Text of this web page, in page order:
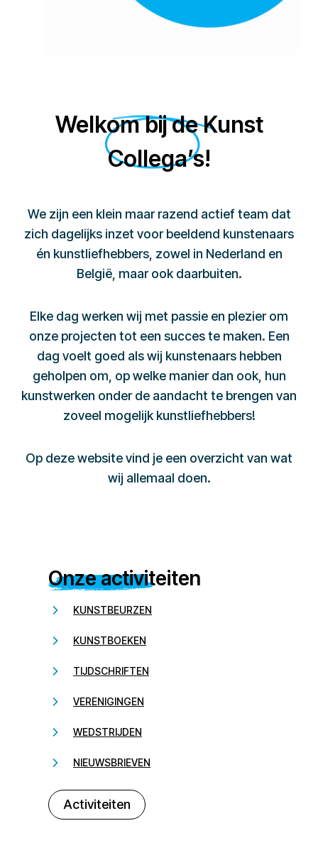
Welkom bij de Kunst
Collega’s!
We zijn een klein maar razend actief team dat
zich dagelijks inzet voor beeldend kunstenaars
én kunstliefhebbers, zowel in Nederland en
België, maar ook daarbuiten.
Elke dag werken wij met passie en plezier om
onze projecten tot een succes te maken. Een
dag voelt goed als wij kunstenaars hebben
geholpen om, op welke manier dan ook, hun
kunstwerken onder de aandacht te brengen van
zoveel mogelijk kunstliefhebbers!
Op deze website vind je een overzicht van wat
wij allemaal doen.
Onze activiteiten
KUNSTBEURZEN
KUNSTBOEKEN
TIJDSCHRIFTEN
VERENIGINGEN
WEDSTRIJDEN
NIEUWSBRIEVEN
Activiteiten
232323